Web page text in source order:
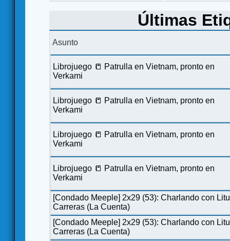
Últimas
Asunto
Librojuego 📒 Patrulla en Vietnam, pronto en
Verkami
Librojuego 📒 Patrulla en Vietnam, pronto en
Verkami
Librojuego 📒 Patrulla en Vietnam, pronto en
Verkami
Librojuego 📒 Patrulla en Vietnam, pronto en
Verkami
[Condado Meeple] 2x29 (53): Charlando con
Carreras (La Cuenta)
[Condado Meeple] 2x29 (53): Charlando con
Carreras (La Cuenta)